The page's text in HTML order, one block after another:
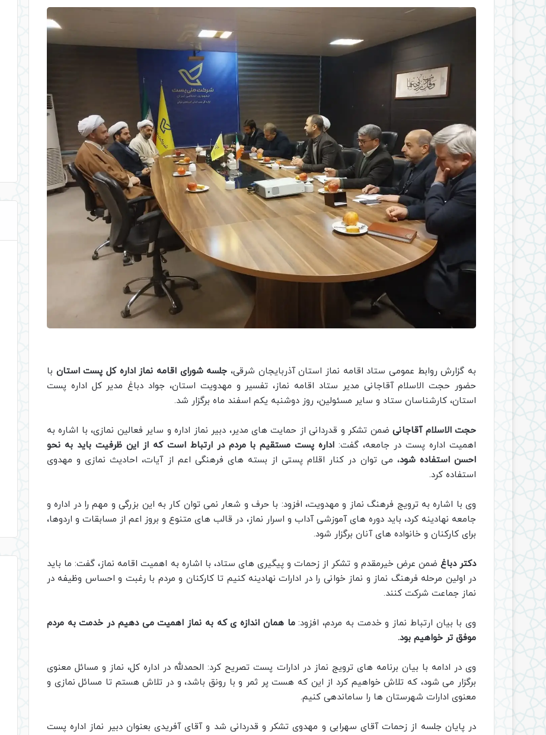
به گزارش روابط عمومی ستاد اقامه نماز استان آذربایجان شرقی، جلسه شورای اقامه نماز اداره کل پست استان با
حضور حجت الاسلام آقاجانی مدیر ستاد اقامه نماز، تفسیر و مهدویت استان، جواد دباغ مدیر کل اداره پست
استان، کارشناسان ستاد و سایر مسئولین، روز دوشنبه یکم اسفند ماه برگزار شد.
حجت الاسلام آقاجانیضمن تشکر و قدردانی از حمایت های مدیر، دبیر نماز اداره و سایر فعالین نمازی، با اشاره به
اهمیت اداره پست در جامعه، گفت: اداره پست مستقیم با مردم در ارتباط است که از این ظرفیت باید به نحو
احسن استفاده شود، می توان در کنار اقلام پستی از بسته های فرهنگی اعم از آیات، احادیث نمازی و مهدوی
استفاده کرد.
وی با اشاره به ترویج فرهنگ نماز و مهدویت، افزود: با حرف و شعار نمی توان کار به این بزرگی و مهم را در اداره و
جامعه نهادینه کرد، باید دوره های آموزشی آداب و اسرار نماز، در قالب های متنوع و بروز اعم از مسابقات و اردوها،
برای کارکنان و خانواده های آنان برگزار شود.
دکتر دباغ ضمن عرض خیرمقدم و تشکر از زحمات و پیگیری های ستاد، با اشاره به اهمیت اقامه نماز، گفت: ما باید
در اولین مرحله فرهنگ نماز و نماز خوانی را در ادارات نهادینه کنیم تا کارکنان و مردم با رغبت و احساس وظیفه در
نماز جماعت شرکت کنند.
وی با بیان ارتباط نماز و خدمت به مردم، افزود:ما همان اندازه ی که به نماز اهمیت می دهیم در خدمت به مردم
موفق تر خواهیم بود.
وی در ادامه با بیان برنامه های ترویج نماز در ادارات پست تصریح کرد: الحمدلله در اداره کل، نماز و مسائل معنوی
برگزار می شود، که تلاش خواهیم کرد از این که هست پر ثمر و با رونق باشد، و در تلاش هستم تا مسائل نمازی و
معنوی ادارات شهرستان ها را ساماندهی کنیم.
در پایان جلسه از زحمات آقای سهرابی و مهدوی تشکر و قدردانی شد و آقای آفریدی بعنوان دبیر نماز اداره پست